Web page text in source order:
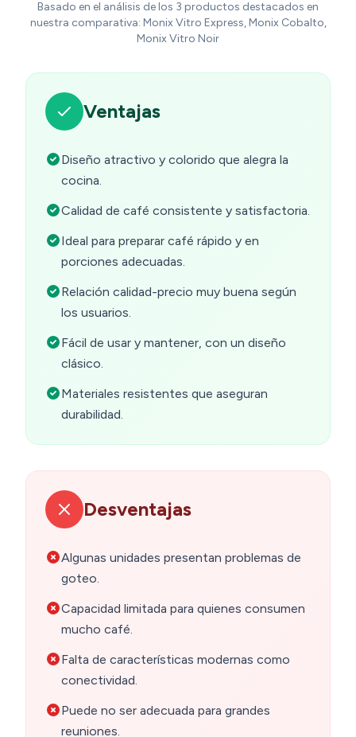
Basado en el análisis de los 3 productos destacados en
nuestra comparativa: Monix Vitro Express, Monix Cobalto,
Monix Vitro Noir
Ventajas
Diseño atractivo y colorido que alegra la
cocina.
Calidad de café consistente y satisfactoria.
Ideal para preparar café rápido y en
porciones adecuadas.
Relación calidad-precio muy buena según
los usuarios.
Fácil de usar y mantener, con un diseño
clásico.
Materiales resistentes que aseguran
durabilidad.
Desventajas
Algunas unidades presentan problemas de
goteo.
Capacidad limitada para quienes consumen
mucho café.
Falta de características modernas como
conectividad.
Puede no ser adecuada para grandes
reuniones.